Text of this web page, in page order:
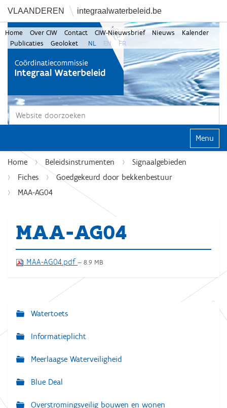
VLAANDEREN integraalwaterbeleid.be
Zoek
Home Over CIW Contact CIW-Nieuwsbrief Nieuws
Kalender
Publicaties
Geoloket NL EN FR
Klap
Home Beleidsinstrumenten
Signaalgebieden
Fiches
Goedgekeurd door bekkenbestuur
MAA-AG04
MAA-AG04
MAA-AG04.pdf — 8.9 MB
N
a
i
g
Watertoets
Informatieplicht
Meerlaagse Waterveiligheid
Blue Deal
Overstromingsveilig bouwen en wonen